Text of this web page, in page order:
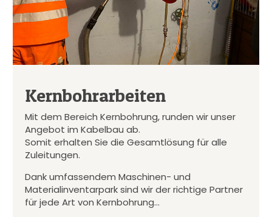
Kernbohrarbeiten
Mit dem Bereich Kernbohrung, runden wir unser
Angebot im Kabelbau ab.
Somit erhalten Sie die Gesamtlösung für alle
Zuleitungen.
Dank umfassendem Maschinen- und
Materialinventarpark sind wir der richtige Partner
für jede Art von Kernbohrung…